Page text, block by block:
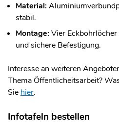
Material:
stabil.
Montage: Vier
und sichere Befestigung.
Interesse an weiteren
Thema Öffentlicheitsarbeit?
Sie hier.
Infotafeln bestellen